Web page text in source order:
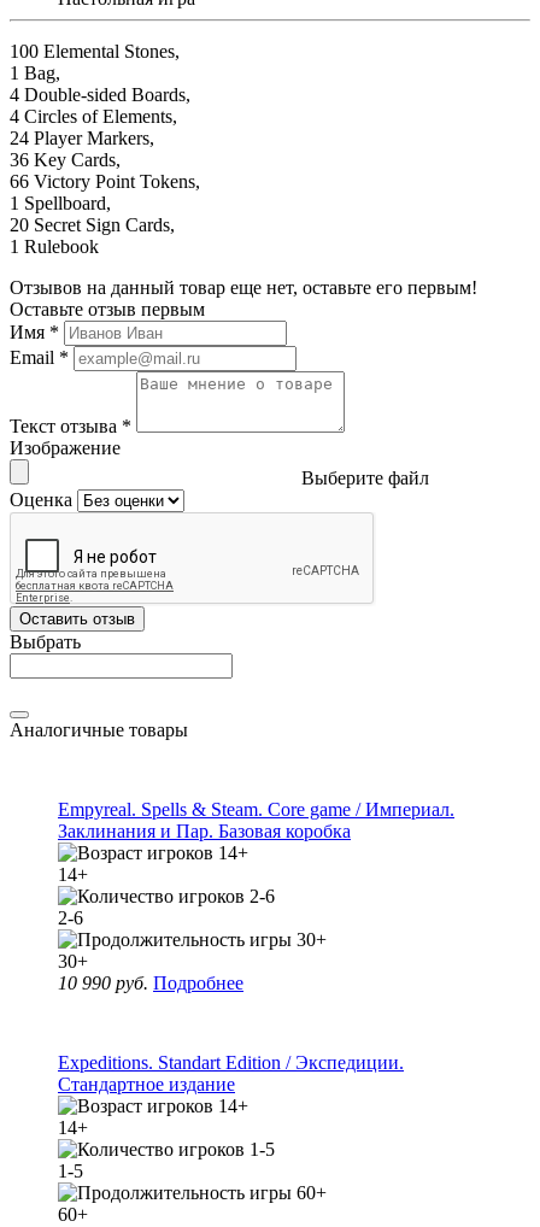
100 Elemental Stones,
1 Bag,
4 Double-sided Boards,
4 Circles of Elements,
24 Player Markers,
36 Key Cards,
66 Victory Point Tokens,
1 Spellboard,
20 Secret Sign Cards,
1 Rulebook
Отзывов на данный товар еще нет, оставьте его первым!
Оставьте отзыв первым
Имя *
Email *
Текст отзыва *
Изображение
Выберите файл
Оценка
Оставить отзыв
Выбрать
Аналогичные товары
Empyreal. Spells & Steam. Core game / Империал.
Заклинания и Пар. Базовая коробка
14+
2-6
30+
10 990 руб. Подробнее
Expeditions. Standart Edition / Экспедиции.
Стандартное издание
14+
1-5
60+